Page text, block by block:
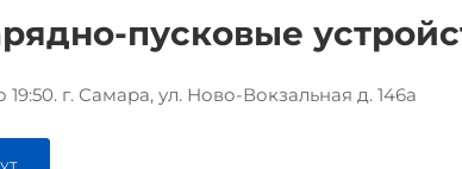
пусковые
г. Самара, ул. Ново-Вокзальная д. 146а